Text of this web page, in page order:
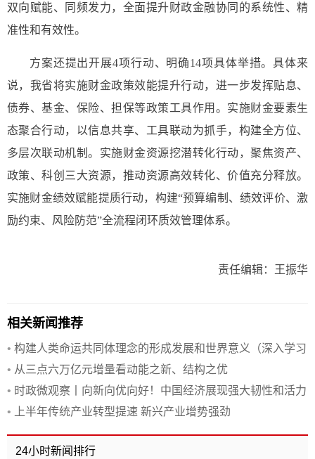
双向赋能、同频发力，全面提升财政金融协同的系统性、精
准性和有效性。
方案还提出开展4项行动、明确14项具体举措。具体来
说，我省将实施财金政策效能提升行动，进一步发挥贴息、
债券、基金、保险、担保等政策工具作用。实施财金要素生
态聚合行动，以信息共享、工具联动为抓手，构建全方位、
多层次联动机制。实施财金资源挖潜转化行动，聚焦资产、
政策、科创三大资源，推动资源高效转化、价值充分释放。
实施财金绩效赋能提质行动，构建“预算编制、绩效评价、激
励约束、风险防范”全流程闭环质效管理体系。
责任编辑：王振华
相关新闻推荐
• 构建人类命运共同体理念的形成发展和世界意义（深入学习
贯彻习近平新时代中国特色社会主义思想·《习近平谈治国理
政》第一至五卷通读）
• 从三点六万亿元增量看动能之新、结构之优
• 时政微观察丨向新向优向好！中国经济展现强大韧性和活力
•
上半年传统产业转型提速 新兴产业增势强劲
24小时新闻排行